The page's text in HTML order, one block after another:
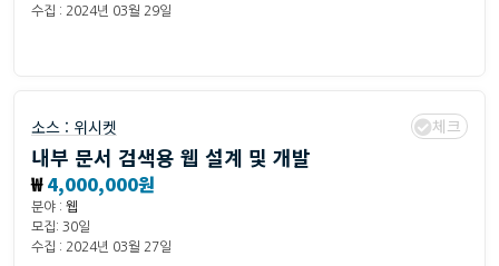
수집 : 2024년 03월 29일
소스 : 위시켓 체크
내부 문서 검색용 웹 설계 및 개발
₩4,000,000원
분야 : 웹
모집: 30일
수집 : 2024년 03월 27일